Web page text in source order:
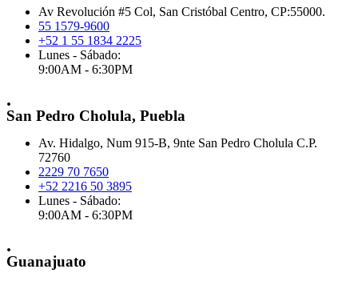
Av Revolución #5 Col, San Cristóbal Centro, CP:55000.
55 1579-9600
+52 1 55 1834 2225
Lunes - Sábado:
9:00AM - 6:30PM
.
San Pedro Cholula, Puebla
Av. Hidalgo, Num 915-B, 9nte San Pedro Cholula C.P.
72760
2229 70 7650
+52 2216 50 3895
Lunes - Sábado:
9:00AM - 6:30PM
.
Guanajuato